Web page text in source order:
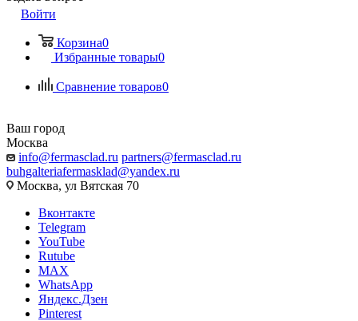
Войти
Корзина0
Избранные товары0
Сравнение товаров0
Ваш город
Москва
info@fermasclad.ru partners@fermasclad.ru
buhgalteriafermasklad@yandex.ru
Москва, ул Вятская 70
Вконтакте
Telegram
YouTube
Rutube
MAX
WhatsApp
Яндекс.Дзен
Pinterest